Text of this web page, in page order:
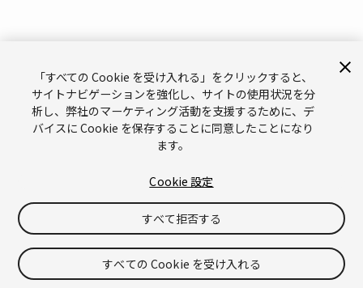
サポート お問い合わせ
メールマガジン
ブランドガイドライン（英語）
Copyright © 2026 Unity Technologies
びその他の国における Unity Technologies またはその関係会社の商標または
登録商標
です。その他の名称またはブランドは該当する所有者の商標です。
「すべての Cookie を受け入れる」をクリックすると、
サイトナビゲーションを強化し、サイトの使用状況を分
析し、弊社のマーケティング活動を支援するために、デ
バイスに Cookie を保存することに同意したことになり
ます。
Cookie 設定
すべて拒否する
すべての Cookie を受け入れる